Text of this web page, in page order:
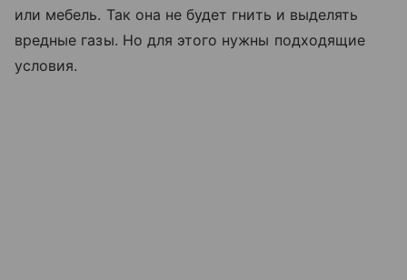
или мебель. Так она не будет гнить и выделять
вредные газы. Но для этого нужны подходящие
условия.